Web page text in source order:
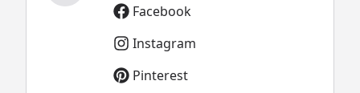
Facebook
Instagram
Pinterest